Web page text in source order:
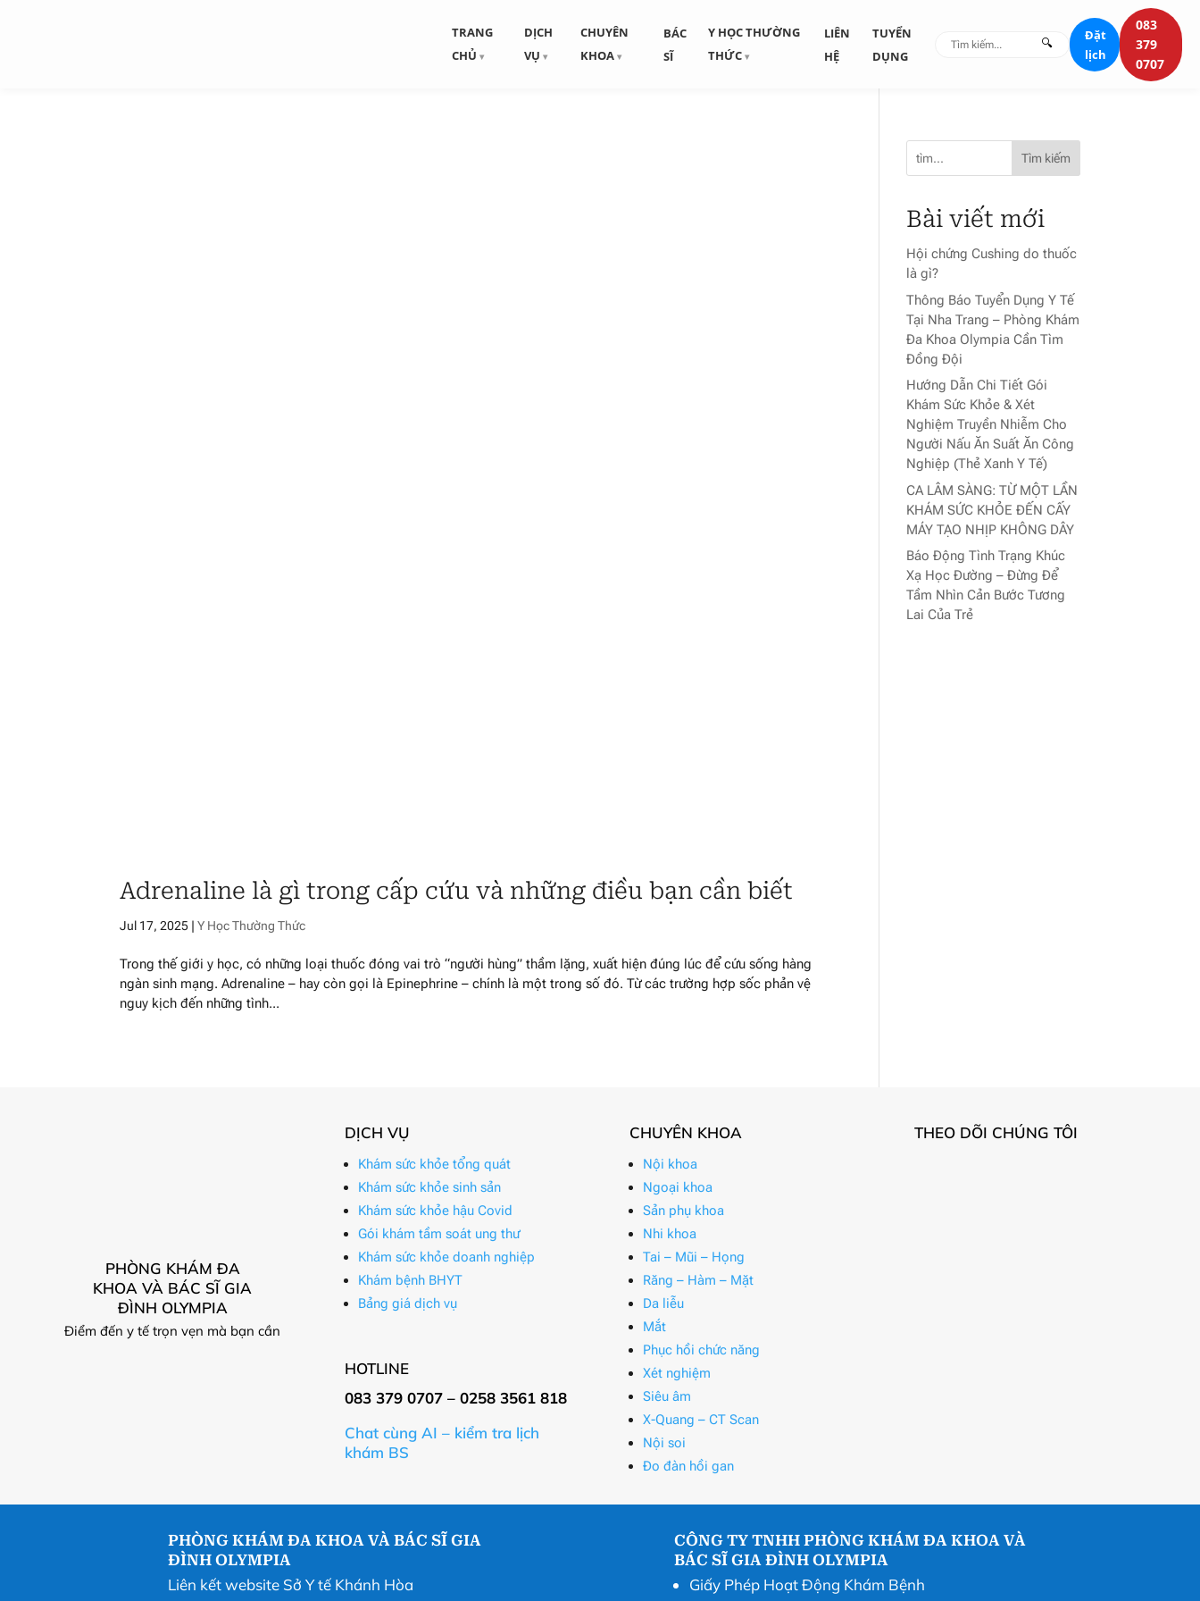
TRANG
CHỦ
DỊCH
VỤ
CHUYÊN
KHOA
BÁC
SĨ
Y HỌC THƯỜNG
THỨC
LIÊN
HỆ
TUYỂN
DỤNG
🔍
Đặt
lịch
083
379
0707
Adrenaline là gì trong cấp cứu và những điều bạn cần biết
Jul 17, 2025 |Y Học Thường Thức
Trong thế giới y học, có những loại thuốc đóng vai trò “người hùng” thầm lặng, xuất hiện đúng lúc để cứu sống hàng
ngàn sinh mạng. Adrenaline – hay còn gọi là Epinephrine – chính là một trong số đó. Từ các trường hợp sốc phản vệ
nguy kịch đến những tình...
Tìm kiếm
Bài viết mới
Hội chứng Cushing do thuốc
là gì?
Thông Báo Tuyển Dụng Y Tế
Tại Nha Trang – Phòng Khám
Đa Khoa Olympia Cần Tìm
Đồng Đội
Hướng Dẫn Chi Tiết Gói
Khám Sức Khỏe & Xét
Nghiệm Truyền Nhiễm Cho
Người Nấu Ăn Suất Ăn Công
Nghiệp (Thẻ Xanh Y Tế)
CA LÂM SÀNG: TỪ MỘT LẦN
KHÁM SỨC KHỎE ĐẾN CẤY
MÁY TẠO NHỊP KHÔNG DÂY
Báo Động Tình Trạng Khúc
Xạ Học Đường – Đừng Để
Tầm Nhìn Cản Bước Tương
Lai Của Trẻ
PHÒNG KHÁM ĐA
KHOA VÀ BÁC SĨ GIA
ĐÌNH OLYMPIA
Điểm đến y tế trọn vẹn mà bạn cần
DỊCH VỤ
Khám sức khỏe tổng quát
Khám sức khỏe sinh sản
Khám sức khỏe hậu Covid
Gói khám tầm soát ung thư
Khám sức khỏe doanh nghiệp
Khám bệnh BHYT
Bảng giá dịch vụ
HOTLINE
083 379 0707 – 0258 3561 818
Chat cùng AI – kiểm tra lịch
khám BS
CHUYÊN KHOA
Nội khoa
Ngoại khoa
Sản phụ khoa
Nhi khoa
Tai – Mũi – Họng
Răng – Hàm – Mặt
Da liễu
Mắt
Phục hồi chức năng
Xét nghiệm
Siêu âm
X-Quang – CT Scan
Nội soi
Đo đàn hồi gan
THEO DÕI CHÚNG TÔI
PHÒNG KHÁM ĐA KHOA VÀ BÁC SĨ GIA
ĐÌNH OLYMPIA
Liên kết website Sở Y tế Khánh Hòa
CÔNG TY TNHH PHÒNG KHÁM ĐA KHOA VÀ
BÁC SĨ GIA ĐÌNH OLYMPIA
Giấy Phép Hoạt Động Khám Bệnh